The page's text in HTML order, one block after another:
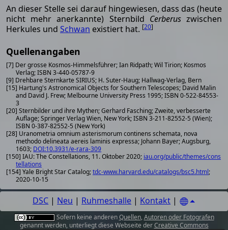
An dieser Stelle sei darauf hingewiesen, dass das (heute
nicht mehr anerkannte) Sternbild Cerberuszwischen
Herkules und Schwan existiert hat. [20]
Quellenangaben
[7] Der grosse Kosmos-Himmelsführer; Ian Ridpath; Wil Tirion; Kosmos
Verlag; ISBN 3-440-05787-9
[9] Drehbare Sternkarte SIRIUS; H. Suter-Haug; Hallwag-Verlag, Bern
[15] Hartung's Astronomical Objects for Southern Telescopes; David Malin
and David J. Frew; Melbourne University Press 1995; ISBN 0-522-84553-
3
[20] Sternbilder und ihre Mythen; Gerhard Fasching; Zweite, verbesserte
Auflage; Springer Verlag Wien, New York; ISBN 3-211-82552-5 (Wien);
ISBN 0-387-82552-5 (New York)
[28] Uranometria omnium asterismorum continens schemata, nova
methodo delineata aereis laminis expressa; Johann Bayer; Augsburg,
1603; DOI:10.3931/e-rara-309
[150] IAU: The Constellations, 11. Oktober 2020; iau.org/public/themes/cons
tellations
[154] Yale Bright Star Catalog;tdc-www.harvard.edu/catalogs/bsc5.html;
2020-10-15
DSC | Neu | Ruhmeshalle | Kontakt |
Sofern keine anderenQuellen,Autoren oder Fotografen
genannt werden, unterliegt diese Webseite derCreative Commons